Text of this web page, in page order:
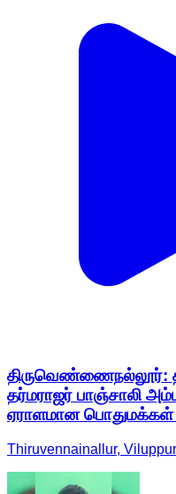
திருவெண்ணைநல்லூர்:
தர்மராஜர் பாஞ்சாலி
ஏராளமான பொதுமக்கள்
Thiruvennainallur,